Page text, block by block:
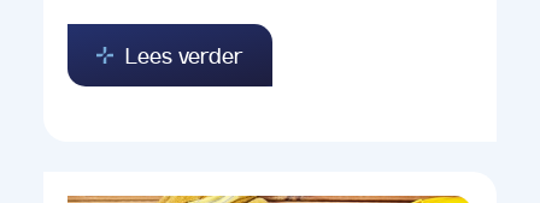
Lees verder